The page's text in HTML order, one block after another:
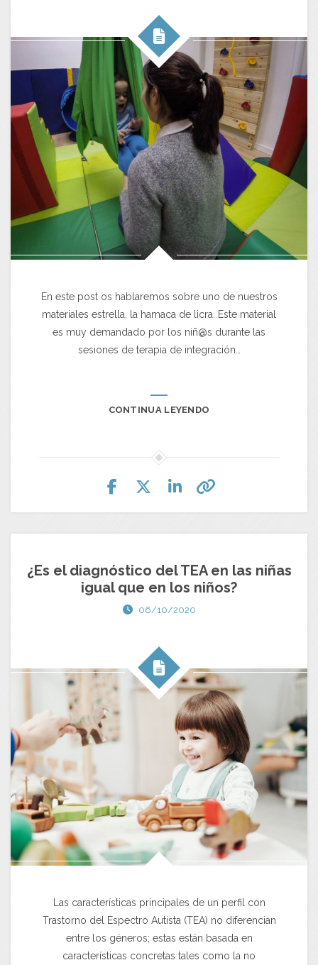
En este post os hablaremos sobre uno de nuestros
materiales estrella, la hamaca de licra. Este material
es muy demandado por los niñ@s durante las
sesiones de terapia de integración…
CONTINUA LEYENDO
¿Es el diagnóstico del TEA en las niñas
igual que en los niños?
06/10/2020
Las características principales de un perfil con
Trastorno del Espectro Autista (TEA) no diferencian
entre los géneros; estas están basada en
características concretas tales como la no